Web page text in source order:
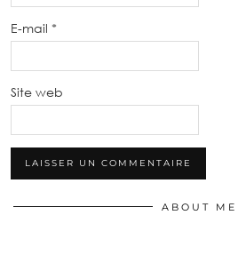
E-mail *
Site web
ABOUT ME